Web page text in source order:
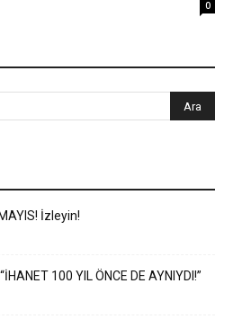
0
İzleyin!
100 YIL ÖNCE DE AYNIYDI!”